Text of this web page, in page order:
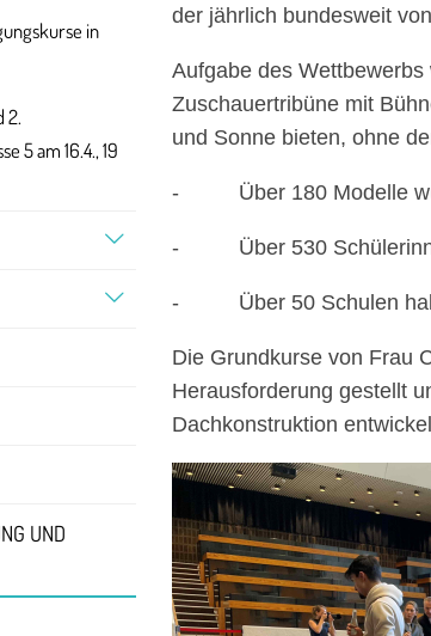
in
2.
5 am 16.4., 19
UND
der jährlich bundesweit
Aufgabe des
Zuschauertribüne mit
und Sonne bieten, ohne
- Über 180 Modelle
- Über 530
- Über 50 Schulen
Die Grundkurse von Frau
Herausforderung gestellt
Dachkonstruktion